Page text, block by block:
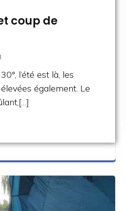
coup de
l’été est là, les
également. Le